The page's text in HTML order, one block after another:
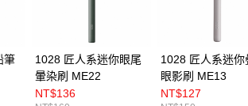
筆
1028 匠人系迷你眼尾
暈染刷 ME22
NT$136
1028 匠人系迷你
眼影刷 ME13
NT$127